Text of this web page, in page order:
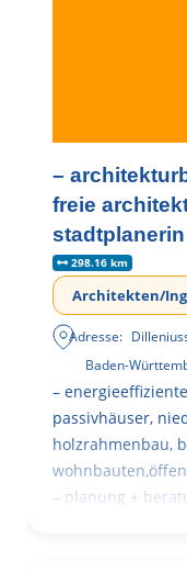
–
freie
stadtplanerin
298.16 km
Architekten/
Adresse:
Baden-
–
passivhäuser,
holzrahmenbau,
– planung +